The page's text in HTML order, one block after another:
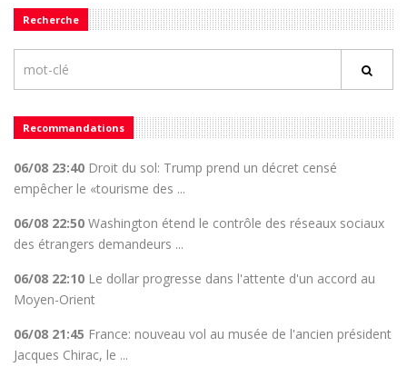
Recherche
Recommandations
06/08 23:40 Droit du sol: Trump prend un décret censé
empêcher le «tourisme des ...
06/08 22:50 Washington étend le contrôle des réseaux sociaux
des étrangers demandeurs ...
06/08 22:10 Le dollar progresse dans l'attente d'un accord au
Moyen-Orient
06/08 21:45 France: nouveau vol au musée de l'ancien président
Jacques Chirac, le ...